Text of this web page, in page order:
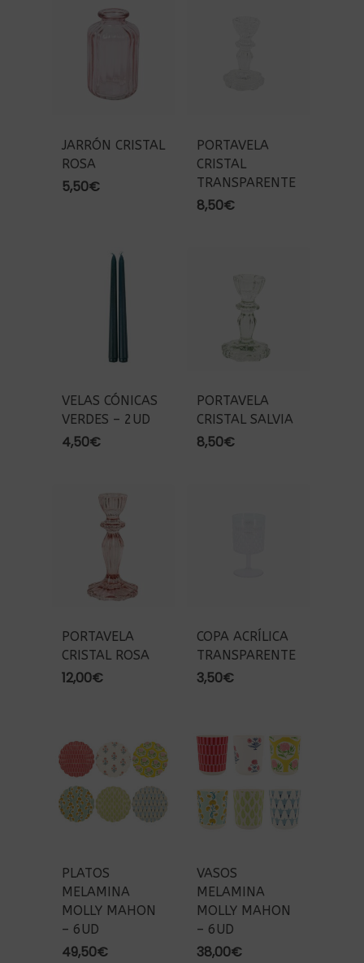
JARRÓN CRISTAL
ROSA
5,50€
PORTAVELA
CRISTAL
TRANSPARENTE
8,50€
VELAS CÓNICAS
VERDES – 2UD
4,50€
PORTAVELA
CRISTAL SALVIA
8,50€
PORTAVELA
CRISTAL ROSA
12,00€
COPA ACRÍLICA
TRANSPARENTE
3,50€
PLATOS
MELAMINA
MOLLY MAHON
– 6UD
49,50€
VASOS
MELAMINA
MOLLY MAHON
– 6UD
38,00€